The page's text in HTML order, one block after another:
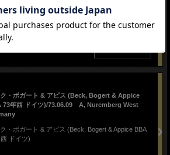
・ボガート & アピス (Beck, Bogert & Appice
73年西 ドイツ)/73.06.09 A, Nuremberg West
・ボガート & アピス (Beck, Bogert & Appice BBA
ドイツ)